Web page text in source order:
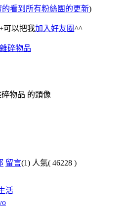
的看到所有粉絲團的更新)
可以把我加入好友圈^^
碎物品
留言(1) 人氣( 46228 )
活